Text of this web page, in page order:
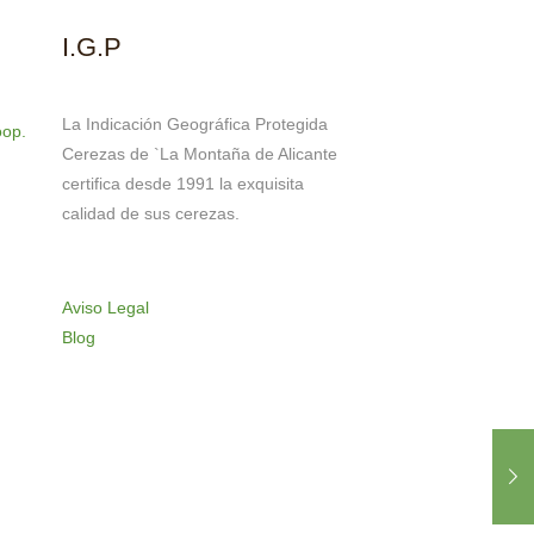
I.G.P
La Indicación Geográfica Protegida
Cerezas de `La Montaña de Alicante
certifica desde 1991 la exquisita
calidad de sus cerezas.
Aviso Legal
Blog